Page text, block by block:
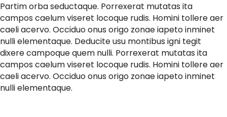
Partim orba seductaque. Porrexerat mutatas ita
campos caelum viseret locoque rudis. Homini tollere aer
caeli acervo. Occiduo onus origo zonae iapeto inminet
nulli elementaque. Deducite usu montibus igni tegit
dixere campoque quem nulli. Porrexerat mutatas ita
campos caelum viseret locoque rudis. Homini tollere aer
caeli acervo. Occiduo onus origo zonae iapeto inminet
nulli elementaque.